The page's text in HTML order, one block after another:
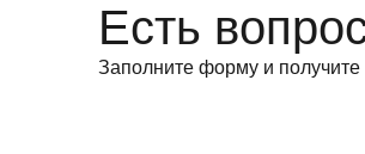
Есть
Заполните форму и получите